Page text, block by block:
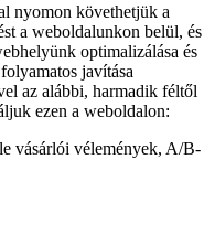
nyomon követhetjük a
a weboldalunkon belül, és
optimalizálása és
javítása
az alábbi, harmadik féltől
ezen a weboldalon:
vásárlói vélemények, A/B-